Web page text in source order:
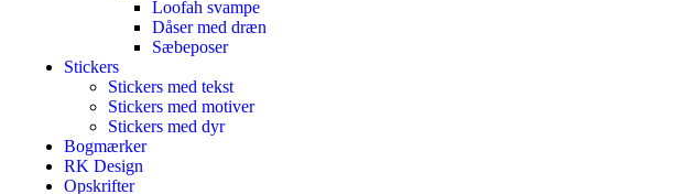
Loofah svampe
Dåser med dræn
Sæbeposer
Stickers
Stickers med tekst
Stickers med motiver
Stickers med dyr
Bogmærker
RK Design
Opskrifter